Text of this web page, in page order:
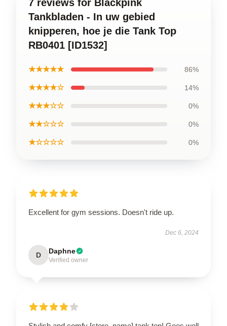
7 reviews for Blackpink
Tankbladen - In uw gebied
knipperen, hoe je die Tank Top
RB0401 [ID1532]
★★★★★ 86%
★★★★☆ 14%
★★★☆☆ 0%
★★☆☆☆ 0%
★☆☆☆☆ 0%
Excellent for gym sessions. Doesn't ride up.
Dec 6, 2024
D Daphne
Verified owner